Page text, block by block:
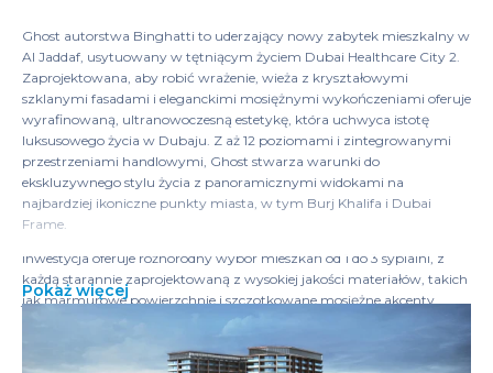
Ghost autorstwa Binghatti to uderzający nowy zabytek mieszkalny w
Al Jaddaf, usytuowany w tętniącym życiem Dubai Healthcare City 2.
Zaprojektowana, aby robić wrażenie, wieża z kryształowymi
szklanymi fasadami i eleganckimi mosiężnymi wykończeniami oferuje
wyrafinowaną, ultranowoczesną estetykę, która uchwyca istotę
luksusowego życia w Dubaju. Z aż 12 poziomami i zintegrowanymi
przestrzeniami handlowymi, Ghost stwarza warunki do
ekskluzywnego stylu życia z panoramicznymi widokami na
najbardziej ikoniczne punkty miasta, w tym Burj Khalifa i Dubai
Frame.
Inwestycja oferuje różnorodny wybór mieszkań od 1 do 3 sypialni, z
każdą starannie zaprojektowaną z wysokiej jakości materiałów, takich
jak marmurowe powierzchnie i szczotkowane mosiężne akcenty.
Innowacyjne funkcje inteligentnego domu pozwalają mieszkańcom
na bezproblemowe zarządzanie oświetleniem, bezpieczeństwem i
klimatem — tworząc dom, który jest tak inteligentny, jak piękny.
Pokaż więcej